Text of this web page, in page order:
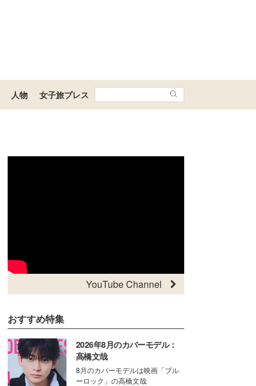
人物 女子旅プレス
YouTube Channel
おすすめ特集
2026年8月のカバーモデル：
高橋文哉
8月のカバーモデルは映画「ブル
ーロック」の高橋文哉